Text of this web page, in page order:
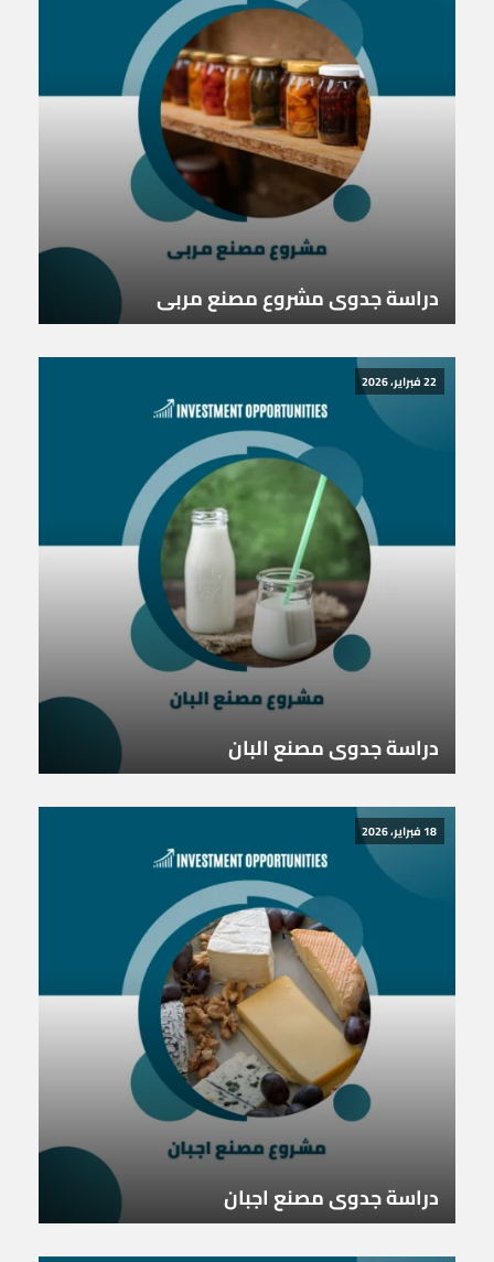
دراسة جدوى مشروع مصنع مربى
22 فبراير، 2026
دراسة جدوى مصنع البان
18 فبراير، 2026
دراسة جدوى مصنع اجبان